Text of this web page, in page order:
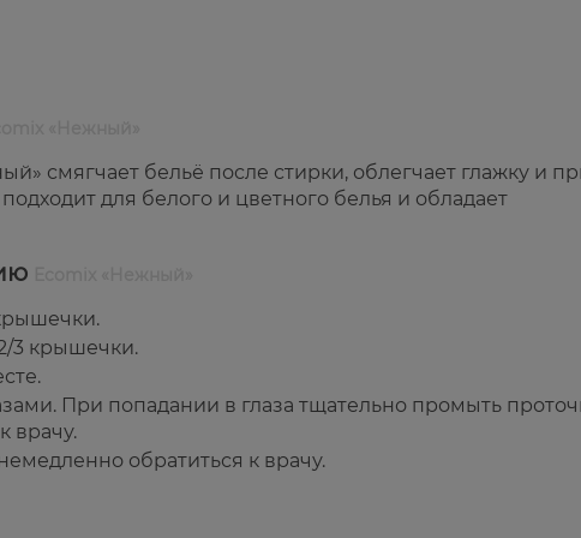
смягчает бельё после стирки, облегчает глажку и
для белого и цветного белья и обладает
3 крышечки.
При попадании в глаза тщательно промыть
врачу.
обратиться к врачу.